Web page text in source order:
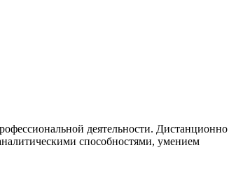
деятельности. Дистанционно
способностями, умением